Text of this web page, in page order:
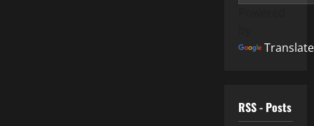
Translate
RSS - Posts